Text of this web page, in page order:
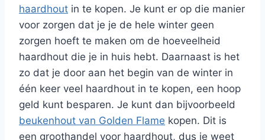
haardhout in te kopen. Je kunt er op die manier
voor zorgen dat je je de hele winter geen
zorgen hoeft te maken om de hoeveelheid
haardhout die je in huis hebt. Daarnaast is het
zo dat je door aan het begin van de winter in
één keer veel haardhout in te kopen, een hoop
geld kunt besparen. Je kunt dan bijvoorbeeld
beukenhout van Golden Flame kopen. Dit is
een groothandel voor haardhout, dus je weet